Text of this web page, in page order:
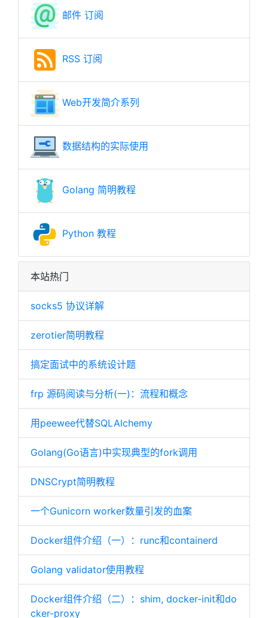
邮件 订阅
RSS 订阅
Web开发简介系列
数据结构的实际使用
Golang 简明教程
Python 教程
本站热门
socks5 协议详解
zerotier简明教程
搞定面试中的系统设计题
frp 源码阅读与分析(一)：流程和概念
用peewee代替SQLAlchemy
Golang(Go语言)中实现典型的fork调用
DNSCrypt简明教程
一个Gunicorn worker数量引发的血案
Docker组件介绍（一）：runc和containerd
Golang validator使用教程
Docker组件介绍（二）：shim, docker-init和do
cker-proxy